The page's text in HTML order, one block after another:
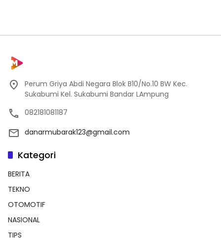
Perum Griya Abdi Negara Blok B10/No.10 BW Kec.
Sukabumi Kel. Sukabumi Bandar LAmpung
082181081187
danarmubarak123@gmail.com
Kategori
BERITA
TEKNO
OTOMOTIF
NASIONAL
TIPS